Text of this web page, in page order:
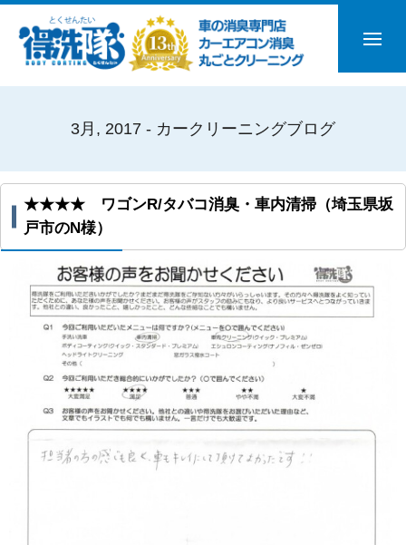
3月, 2017 - カークリーニングブログ
★★★★ ワゴンR/タバコ消臭・車内清掃（埼玉県坂
戸市のN様）